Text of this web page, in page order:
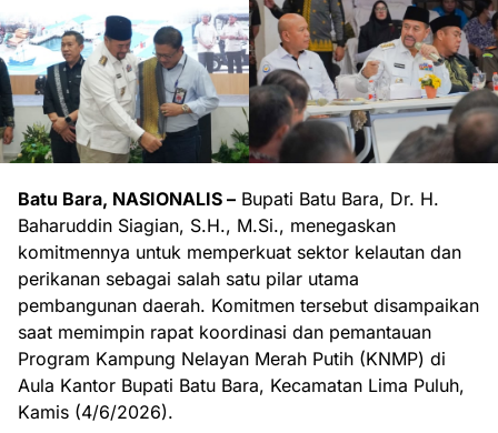
Batu Bara, NASIONALIS – Bupati Batu Bara, Dr. H.
Baharuddin Siagian, S.H., M.Si., menegaskan
komitmennya untuk memperkuat sektor kelautan dan
perikanan sebagai salah satu pilar utama
pembangunan daerah. Komitmen tersebut disampaikan
saat memimpin rapat koordinasi dan pemantauan
Program Kampung Nelayan Merah Putih (KNMP) di
Aula Kantor Bupati Batu Bara, Kecamatan Lima Puluh,
Kamis (4/6/2026).